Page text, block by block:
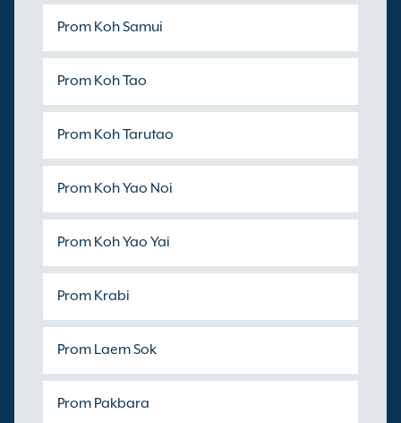
Prom Koh Samui
Prom Koh Tao
Prom Koh Tarutao
Prom Koh Yao Noi
Prom Koh Yao Yai
Prom Krabi
Prom Laem Sok
Prom Pakbara